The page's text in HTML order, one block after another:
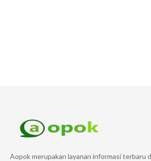
Aopok merupakan layanan informasi terbaru